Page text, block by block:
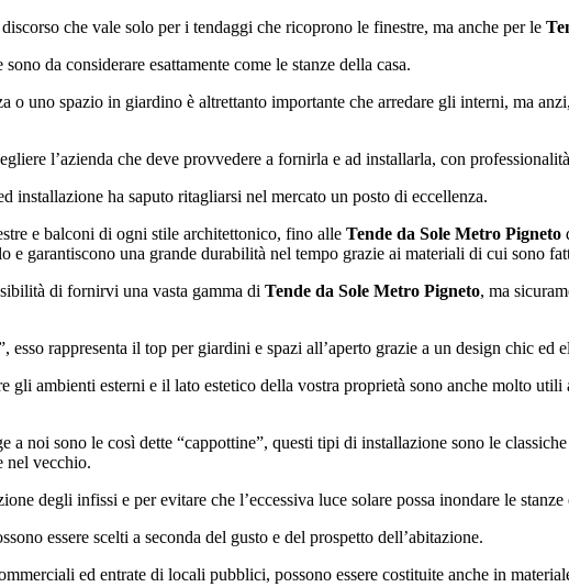
che vale solo per i tendaggi che ricoprono le finestre, ma anche per le
da considerare esattamente come le stanze della casa.
o uno spazio in giardino è altrettanto importante che arredare gli interni, ma
l’azienda che deve provvedere a fornirla e ad installarla, con
installazione ha saputo ritagliarsi nel mercato un posto di eccellenza.
e balconi di ogni stile architettonico, fino alle Tende da Sole Metro Pigneto
garantiscono una grande durabilità nel tempo grazie ai materiali di cui sono
di fornirvi una vasta gamma di Tende da Sole Metro Pigneto, ma
rappresenta il top per giardini e spazi all’aperto grazie a un design chic ed
gli ambienti esterni e il lato estetico della vostra proprietà sono anche molto
noi sono le così dette “cappottine”, questi tipi di installazione sono le
nel vecchio.
degli infissi e per evitare che l’eccessiva luce solare possa inondare le
essere scelti a seconda del gusto e del prospetto dell’abitazione.
ed entrate di locali pubblici, possono essere costituite anche in